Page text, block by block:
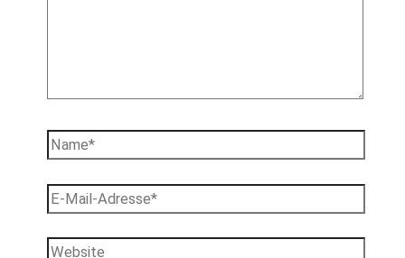
Name*
E-
Mail-
Adresse*
Website